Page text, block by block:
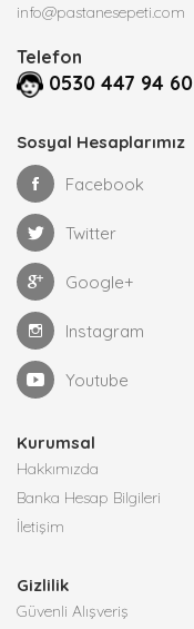
info@pastanesepeti.com
Telefon
0530 447 94 60
Sosyal Hesaplarımız
Facebook
Twitter
Google+
Instagram
Youtube
Kurumsal
Hakkımızda
Banka Hesap Bilgileri
İletişim
Gizlilik
Güvenli Alışveriş